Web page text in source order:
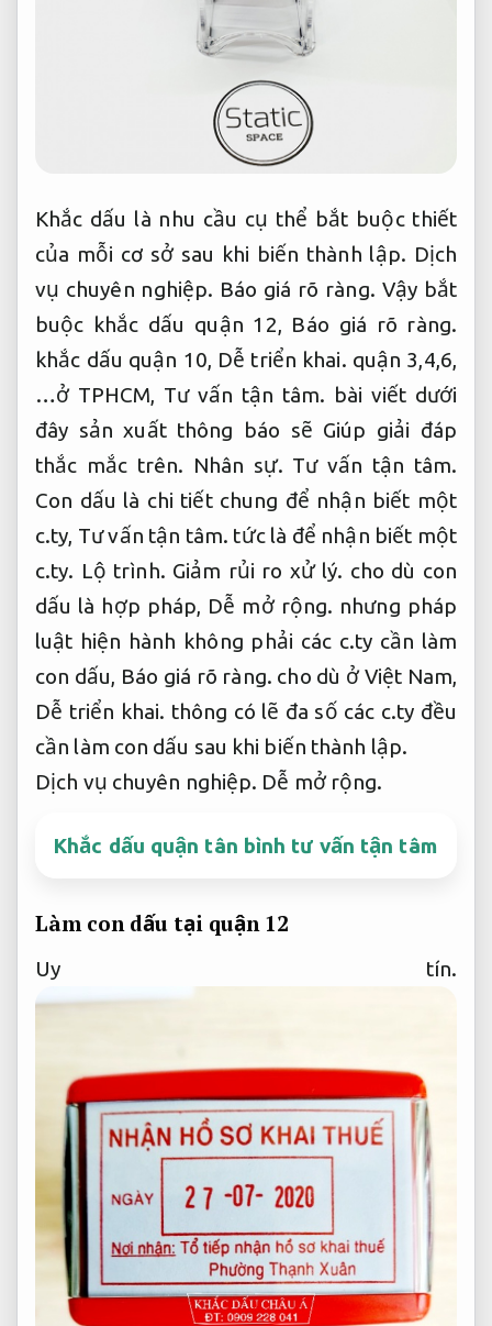
Khắc dấu là nhu cầu cụ thể bắt buộc thiết
của mỗi cơ sở sau khi biến thành lập. Dịch
vụ chuyên nghiệp. Báo giá rõ ràng. Vậy bắt
buộc khắc dấu quận 12, Báo giá rõ ràng.
khắc dấu quận 10, Dễ triển khai. quận 3,4,6,
…ở TPHCM, Tư vấn tận tâm. bài viết dưới
đây sản xuất thông báo sẽ Giúp giải đáp
thắc mắc trên. Nhân sự. Tư vấn tận tâm.
Con dấu là chi tiết chung để nhận biết một
c.ty, Tư vấn tận tâm. tức là để nhận biết một
c.ty. Lộ trình. Giảm rủi ro xử lý. cho dù con
dấu là hợp pháp, Dễ mở rộng. nhưng pháp
luật hiện hành không phải các c.ty cần làm
con dấu, Báo giá rõ ràng. cho dù ở Việt Nam,
Dễ triển khai. thông có lẽ đa số các c.ty đều
cần làm con dấu sau khi biến thành lập.
Dịch vụ chuyên nghiệp. Dễ mở rộng.
Khắc dấu quận tân bình tư vấn tận tâm
Làm con dấu tại quận 12
Uy tín.